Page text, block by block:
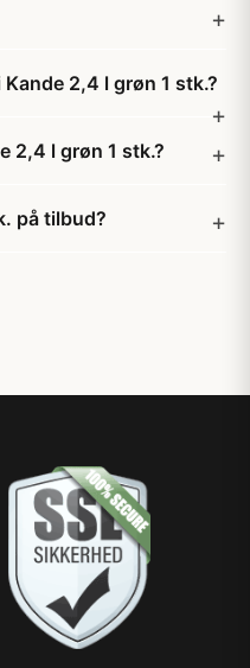
2,4 l grøn 1 stk.?
2,4 l grøn 1 stk.?
på tilbud?